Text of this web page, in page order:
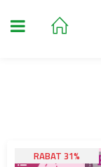
RABAT 31%